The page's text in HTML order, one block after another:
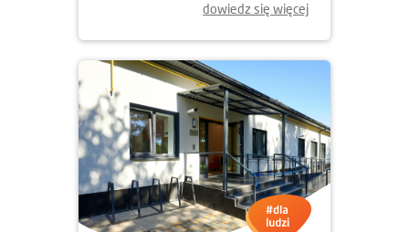
dowiedz się więcej